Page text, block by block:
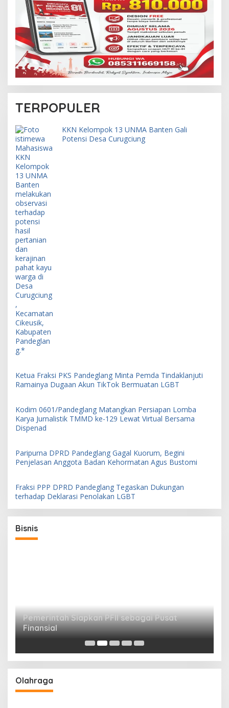
TERPOPULER
KKN Kelompok 13 UNMA Banten Gali
Potensi Desa Curugciung
Ketua Fraksi PKS Pandeglang Minta Pemda Tindaklanjuti
Ramainya Dugaan Akun TikTok Bermuatan LGBT
Kodim 0601/Pandeglang Matangkan Persiapan Lomba
Karya Jurnalistik TMMD ke-129 Lewat Virtual Bersama
Dispenad
Paripurna DPRD Pandeglang Gagal Kuorum, Begini
Penjelasan Anggota Badan Kehormatan Agus Bustomi
Fraksi PPP DPRD Pandeglang Tegaskan Dukungan
terhadap Deklarasi Penolakan LGBT
Bisnis
Pemerintah Siapkan PFII sebagai Pusat
Finansial
Olahraga
Legislator Pandeglang Gelar Nobar Final
Pererat Silaturahmi dan Bangkitkan
Semangat Olahraga